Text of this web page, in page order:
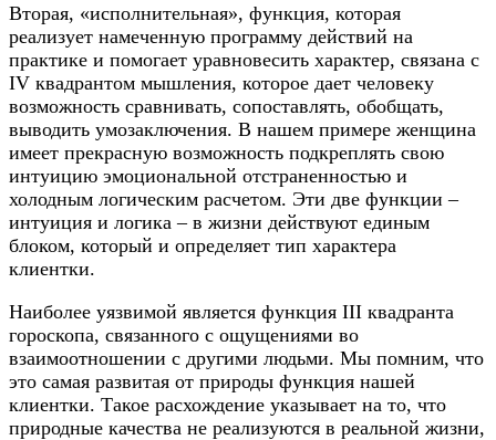
Вторая, «исполнительная», функция, которая
реализует намеченную программу действий на
практике и помогает уравновесить характер, связана с
IV квадрантом мышления, которое дает человеку
возможность сравнивать, сопоставлять, обобщать,
выводить умозаключения. В нашем примере женщина
имеет прекрасную возможность подкреплять свою
интуицию эмоциональной отстраненностью и
холодным логическим расчетом. Эти две функции –
интуиция и логика – в жизни действуют единым
блоком, который и определяет тип характера
клиентки.
Наиболее уязвимой является функция III квадранта
гороскопа, связанного с ощущениями во
взаимоотношении с другими людьми. Мы помним, что
это самая развитая от природы функция нашей
клиентки. Такое расхождение указывает на то, что
природные качества не реализуются в реальной жизни,